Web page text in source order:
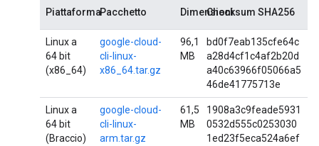
PiattaformaPacchetto DimensioniChecksum SHA256
Linux a
64 bit
(x86_64)
google-cloud-
cli-linux-
x86_64.tar.gz
96,1
MB
bd0f7eab135cfe64c
a28d4cf1c4af2b20d
a40c63966f05066a5
46de41775713e
Linux a
64 bit
(Braccio)
google-cloud-
cli-linux-
arm.tar.gz
61,5
MB
1908a3c9feade5931
0532d555c0253030
1ed23f5eca524a6ef